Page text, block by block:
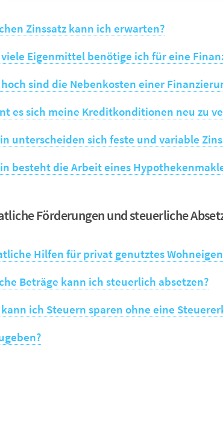
Zinssatz kann ich erwarten?
viele Eigenmittel benötige ich für eine
hoch sind die Nebenkosten einer
es sich meine Kreditkonditionen neu zu
unterscheiden sich feste und variable
besteht die Arbeit eines
Förderungen und steuerliche
Hilfen für privat genutztes
Beträge kann ich steuerlich absetzen?
kann ich Steuern sparen ohne eine